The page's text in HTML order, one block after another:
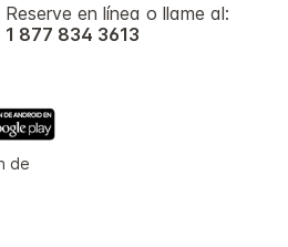
Reserve en línea o llame al:
1 877 834 3613
de